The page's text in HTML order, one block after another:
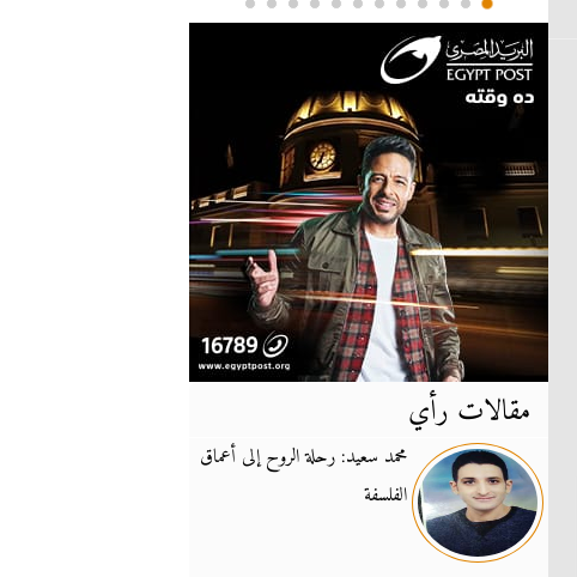
مقالات رأي
محمد سعيد: رحلة الروح إلى أعماق
الفلسفة